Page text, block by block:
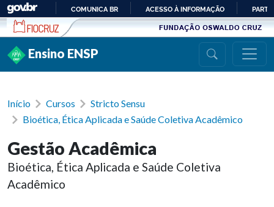
Ir para conteúdo
PARA
COMUNICA BR ACESSO À INFORMAÇÃO
Ensino ENSP
Início Cursos
Stricto Sensu
Bioética, Ética Aplicada e Saúde Coletiva Acadêmico
Gestão Acadêmica
Bioética, Ética Aplicada e Saúde Coletiva
Acadêmico